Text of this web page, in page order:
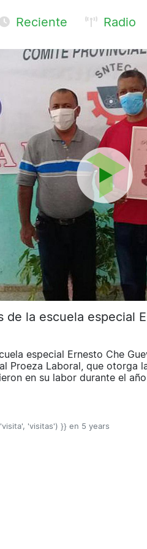
Reciente Radio
de la escuela especial
especial Ernesto Che
Proeza Laboral, que otorga
en su labor durante el
'visitas') }} en 5 years